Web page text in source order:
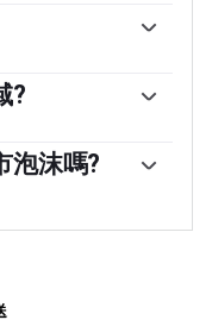
訓練來回答基於文
Bard平臺。
來確定實體的質量
申請人的信用價
容聚合器使用人工
?
用來構建應用程序
是人工智能革命的
「大數據」分析公
蹤員工和客戶數
泡沫嗎?
後的六個月內上漲
和英偉達的主要投